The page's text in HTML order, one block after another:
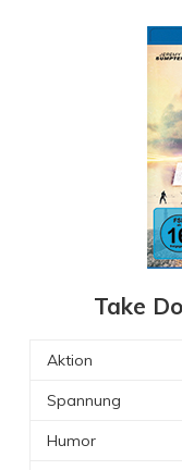
Take
Aktion
Spannung
Humor